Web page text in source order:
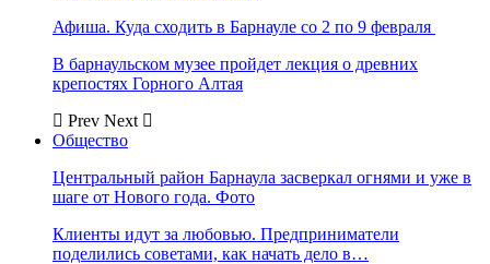
Афиша. Куда сходить в Барнауле со 2 по 9 февраля
В барнаульском музее пройдет лекция о древних
крепостях Горного Алтая
Prev Next
Общество
Центральный район Барнаула засверкал огнями и уже в
шаге от Нового года. Фото
Клиенты идут за любовью. Предприниматели
поделились советами, как начать дело в…